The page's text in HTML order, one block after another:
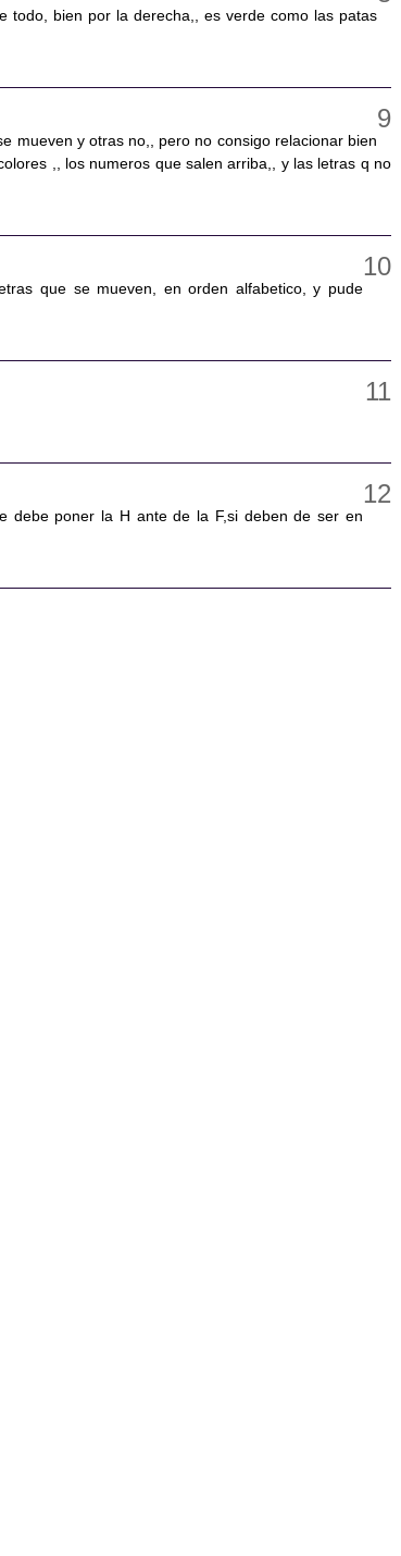
todo, bien por la derecha,, es verde como las patas
mueven y otras no,, pero no consigo relacionar bien
,, los numeros que salen arriba,, y las letras q no
que se mueven, en orden alfabetico, y pude
debe poner la H ante de la F,si deben de ser en